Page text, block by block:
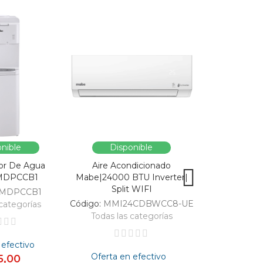
De Agua
Disponible
Aire Acondicionado
Mabe|24000 BTU Inverter|
Split WIFI
Código: MMI24CDBWCC8-UE
Todas las categorías
Oferta en efectivo